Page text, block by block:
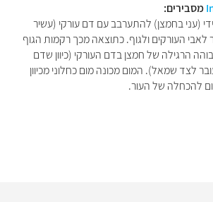
מסבירים:
(עני בחמצן) להתערבב עם דם עורקי (עשיר
העורקים ולגוף. כתוצאה מכך רקמות הגוף
הרגילה של חמצן בדם העורקי (כיוון שדם
לצד שמאל). המום מכונה מום כחלוני מכיוון
להכחלה של העור.